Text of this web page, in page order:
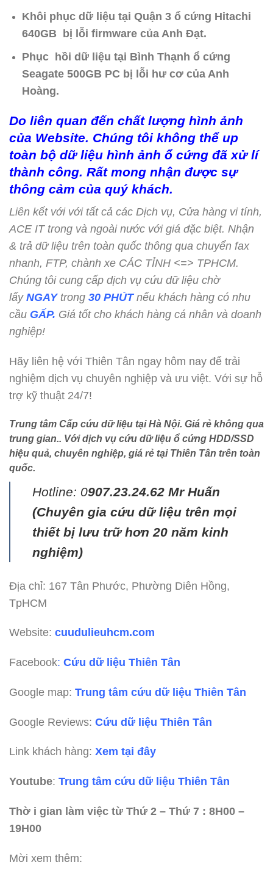
Khôi phục dữ liệu tại Quận 3 ổ cứng Hitachi
640GB bị lỗi firmware của Anh Đạt.
Phục hồi dữ liệu tại Bình Thạnh ổ cứng
Seagate 500GB PC bị lỗi hư cơ của Anh
Hoàng.
Do liên quan đến chất lượng hình ảnh
của Website. Chúng tôi không thể up
toàn bộ dữ liệu hình ảnh ổ cứng đã xử lí
thành công. Rất mong nhận được sự
thông cảm của quý khách.
Liên kết với với tất cả các Dịch vụ, Cửa hàng vi tính,
ACE IT trong và ngoài nước với giá đặc biệt. Nhận
& trả dữ liệu trên toàn quốc thông qua chuyển fax
nhanh, FTP, chành xe CÁC TỈNH <=> TPHCM.
Chúng tôi cung cấp dịch vụ cứu dữ liệu chờ
lấy NGAYtrong 30 PHÚTnếu khách hàng có nhu
cầu GẤP. Giá tốt cho khách hàng cá nhân và doanh
nghiệp!
Hãy liên hệ với Thiên Tân ngay hôm nay để trải
nghiệm dịch vụ chuyên nghiệp và ưu việt. Với sự hỗ
trợ kỹ thuật 24/7!
Trung tâm Cấp cứu dữ liệu tại Hà Nội. Giá rẻ không qua
trung gian.. Với dịch vụ cứu dữ liệu ổ cứng HDD/SSD
hiệu quả, chuyên nghiệp, giá rẻ tại Thiên Tân trên toàn
quốc.
Hotline: 0907.23.24.62 Mr Huấn
(Chuyên gia cứu dữ liệu trên mọi
thiết bị lưu trữ hơn 20 năm kinh
nghiệm)
Địa chỉ: 167 Tân Phước, Phường Diên Hồng,
TpHCM
Website: cuudulieuhcm.com
Facebook: Cứu dữ liệu Thiên Tân
Google map: Trung tâm cứu dữ liệu Thiên Tân
Google Reviews: Cứu dữ liệu Thiên Tân
Link khách hàng: Xem tại đây
Youtube: Trung tâm cứu dữ liệu Thiên Tân
Thờ i gian làm việc từ Thứ 2 – Thứ 7 : 8H00 –
19H00
Mời xem thêm: